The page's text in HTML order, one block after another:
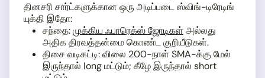
தினசரி சார்ட்களுக்கான ஒரு அடிப்படை ஸ்விங்-டிரேடிங்
யுக்தி இதோ:
சந்தை:முக்கிய ஃபாரெக்ஸ் ஜோடிகள் அல்லது
அதிக திரவத்தன்மை கொண்ட குறியீடுகள்.
திசை வடிகட்டி: விலை 200-நாள் SMA-க்கு மேல்
இருந்தால் long மட்டும்; கீழே இருந்தால் short